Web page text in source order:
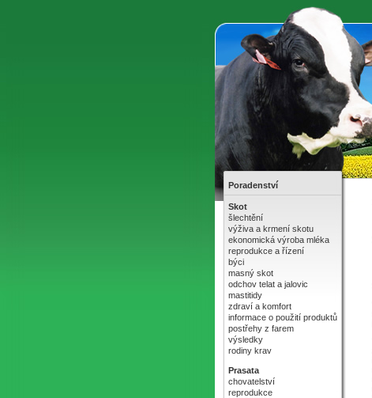
Poradenství
Skot
šlechtění
výživa a krmení skotu
ekonomická výroba mléka
reprodukce a řízení
býci
masný skot
odchov telat a jalovic
mastitidy
zdraví a komfort
informace o použití produktů
postřehy z farem
výsledky
rodiny krav
Prasata
chovatelství
reprodukce